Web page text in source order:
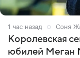
1 час назад Соня
Королевская
юбилей Меган